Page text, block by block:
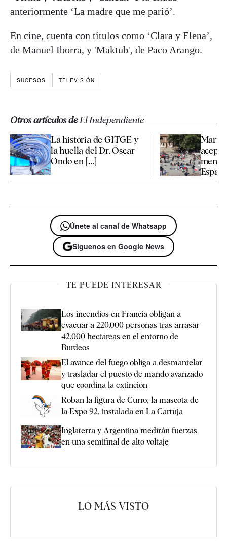
anteriormente ‘La madre que me parió’.
En cine, cuenta con títulos como ‘Clara y Elena’,
de Manuel Iborra, y 'Maktub', de Paco Arango.
SUCESOS TELEVISIÓN
Otros artículos deEl Independiente
La historia de GITGE y
la huella del Dr. Óscar
Ondo en [...]
Únete al canal de Whatsapp
Síguenos en Google News
TE PUEDE INTERESAR
Los incendios en Francia obligan a
evacuar a 220.000 personas tras arrasar
42.000 hectáreas en el entorno de
Burdeos
El avance del fuego obliga a desmantelar
y trasladar el puesto de mando avanzado
que coordina la extinción
Roban la figura de Curro, la mascota de
la Expo 92, instalada en La Cartuja
Inglaterra y Argentina medirán fuerzas
en una semifinal de alto voltaje
LO MÁS VISTO